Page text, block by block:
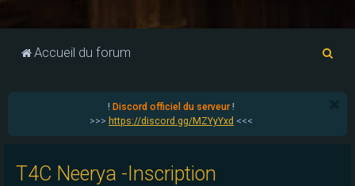
Accueil du forum
! Discord officiel du serveur!
>>> https://discord.gg/MZYyYxd <<<
T4C Neerya -Inscription